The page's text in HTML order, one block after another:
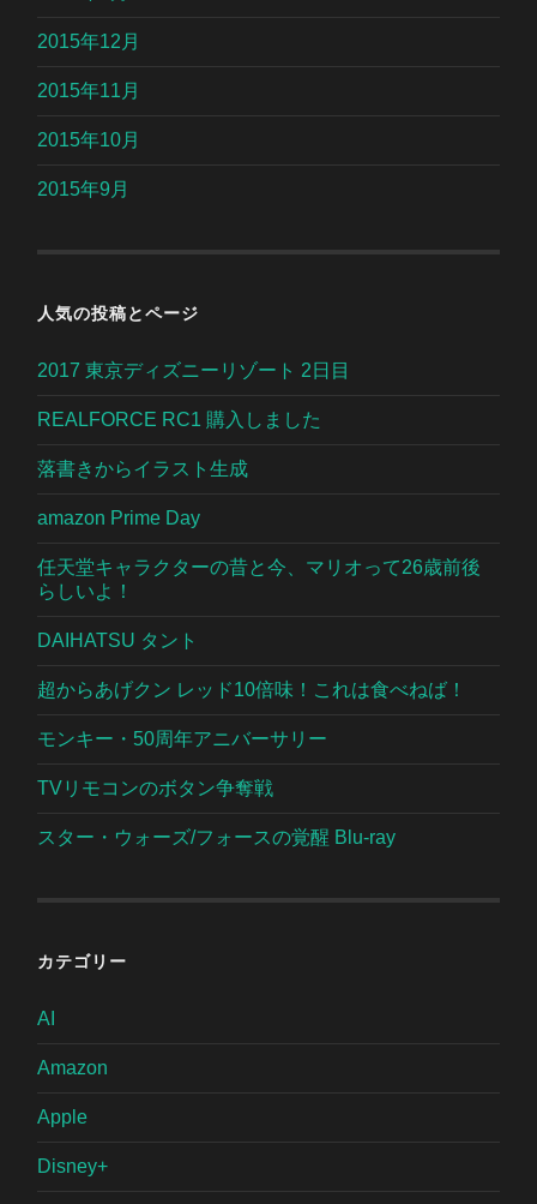
2015年12月
2015年11月
2015年10月
2015年9月
人気の投稿とページ
2017 東京ディズニーリゾート 2日目
REALFORCE RC1 購入しました
落書きからイラスト生成
amazon Prime Day
任天堂キャラクターの昔と今、マリオって26歳前後
らしいよ！
DAIHATSU タント
超からあげクン レッド10倍味！これは食べねば！
モンキー・50周年アニバーサリー
TVリモコンのボタン争奪戦
スター・ウォーズ/フォースの覚醒 Blu-ray
カテゴリー
AI
Amazon
Apple
Disney+